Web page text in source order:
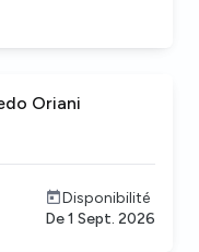
Oriani
Disponibilité
De1 Sept. 2026